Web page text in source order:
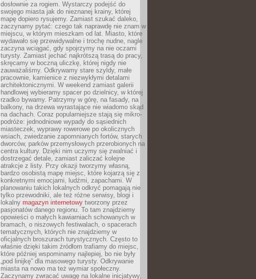
dosłownie za rogiem. Wystarczy podejść do
swojego miasta jak do nieznanej krainy, której
mapę dopiero rysujemy. Zamiast szukać daleko,
zaczynamy pytać: czego tak naprawdę nie znam w
miejscu, w którym mieszkam od lat. Miasto, które
wydawało się przewidywalne i trochę nudne, nagle
zaczyna wciągać, gdy spojrzymy na nie oczami
turysty. Zamiast jechać najkrótszą trasą do pracy,
skręcamy w boczną uliczkę, której nigdy nie
zauważaliśmy. Odkrywamy stare szyldy, małe
pracownie, kamienice z niezwykłymi detalami
architektonicznymi. W weekend zamiast galerii
handlowej wybieramy spacer po dzielnicy, w której
rzadko bywamy. Patrzymy w górę, na fasady, na
balkony, na drzewa wyrastające nie wiadomo skąd
na dachach. Coraz popularniejsze stają się mikro-
podróże: jednodniowe wypady do sąsiednich
miasteczek, wyprawy rowerowe po okolicznych
wsiach, zwiedzanie zapomnianych fortów, starych
dworców, parków przemysłowych przerobionych na
centra kultury. Dzięki nim uczymy się zwalniać i
dostrzegać detale, zamiast zaliczać kolejne
atrakcje z listy. Przy okazji tworzymy własną,
bardzo osobistą mapę miejsc, które kojarzą się z
konkretnymi emocjami, ludźmi, zapachami. W
planowaniu takich lokalnych odkryć pomagają nie
tylko przewodniki, ale też różne serwisy, blogi i
lokalny magazyn internetowy tworzony przez
pasjonatów danego regionu. To tam znajdziemy
opowieści o małych kawiarniach schowanych w
bramach, o niszowych festiwalach, o spacerach
tematycznych, których nie znajdziemy w
oficjalnych broszurach turystycznych. Często to
właśnie dzięki takim źródłom trafiamy do miejsc,
które później wspominamy najlepiej, bo nie były
„pod linijkę” dla masowego turysty. Odkrywanie
miasta na nowo ma też wymiar społeczny.
Zaczynamy zwracać uwagę na lokalne inicjatywy,